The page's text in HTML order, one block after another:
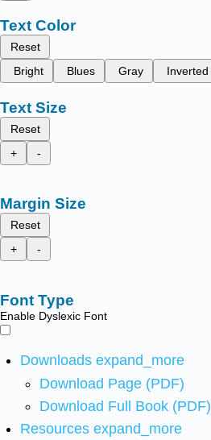
Text Color
Reset
Bright
Blues Gray Inverted
Text Size
Reset
+
-
Margin Size
Reset
+
-
Font Type
Enable Dyslexic Font
Downloads expand_more
Download Page (PDF)
Download Full Book (PDF)
Resources expand_more